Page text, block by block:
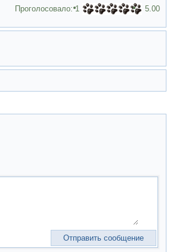
Проголосовало:1 5.00